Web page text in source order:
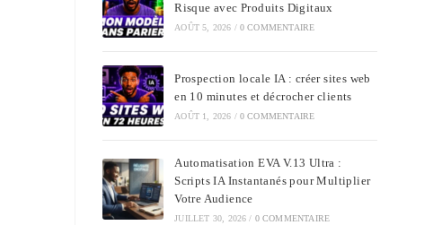
Risque avec Produits Digitaux
AOÛT 5, 2026 / 0 COMMENTAIRE
Prospection locale IA : créer sites web
en 10 minutes et décrocher clients
AOÛT 1, 2026 / 0 COMMENTAIRE
Automatisation EVA V.13 Ultra :
Scripts IA Instantanés pour Multiplier
Votre Audience
JUILLET 30, 2026 / 0 COMMENTAIRE